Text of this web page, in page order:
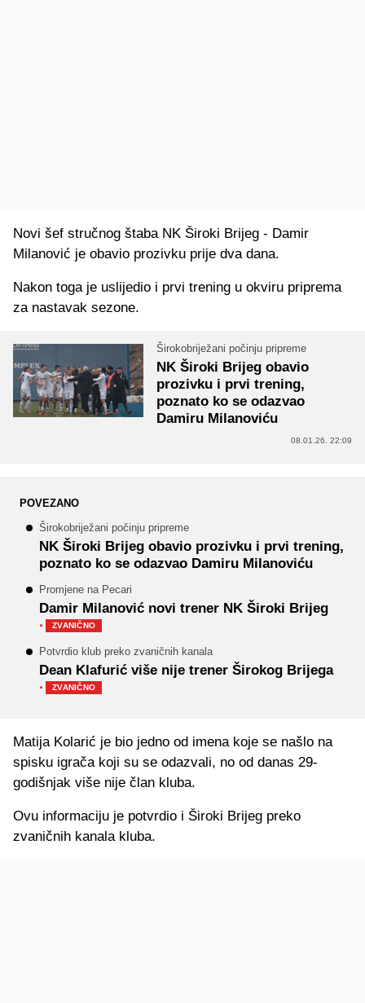
Novi šef stručnog štaba NK Široki Brijeg - Damir
Milanović je obavio prozivku prije dva dana.
Nakon toga je uslijedio i prvi trening u okviru priprema
za nastavak sezone.
Širokobriježani počinju pripreme
NK Široki Brijeg obavio
prozivku i prvi trening,
poznato ko se odazvao
Damiru Milanoviću
08.01.26. 22:09
POVEZANO
Širokobriježani počinju pripreme
NK Široki Brijeg obavio prozivku i prvi trening,
poznato ko se odazvao Damiru Milanoviću
Promjene na Pecari
Damir Milanović novi trener NK Široki Brijeg
· ZVANIČNO
Potvrdio klub preko zvaničnih kanala
Dean Klafurić više nije trener Širokog Brijega
· ZVANIČNO
Matija Kolarić je bio jedno od imena koje se našlo na
spisku igrača koji su se odazvali, no od danas 29-
godišnjak više nije član kluba.
Ovu informaciju je potvrdio i Široki Brijeg preko
zvaničnih kanala kluba.